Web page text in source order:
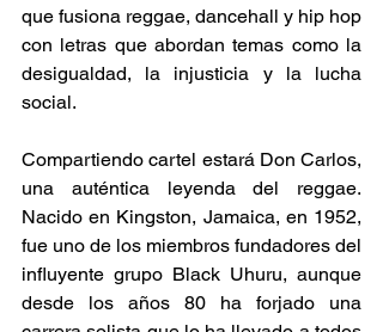
que fusiona reggae, dancehall y hip hop
con letras que abordan temas como la
desigualdad, la injusticia y la lucha
social.
Compartiendo cartel estará Don Carlos,
una auténtica leyenda del reggae.
Nacido en Kingston, Jamaica, en 1952,
fue uno de los miembros fundadores del
influyente grupo Black Uhuru, aunque
desde los años 80 ha forjado una